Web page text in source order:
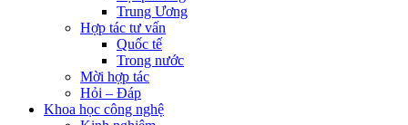
Trung Ương
Hợp tác tư vấn
Quốc tế
Trong nước
Mời hợp tác
Hỏi – Đáp
Khoa học công nghệ